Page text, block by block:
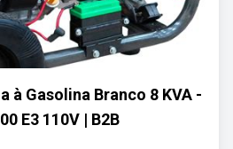
à Gasolina Branco 8 KVA -
E3 110V | B2B